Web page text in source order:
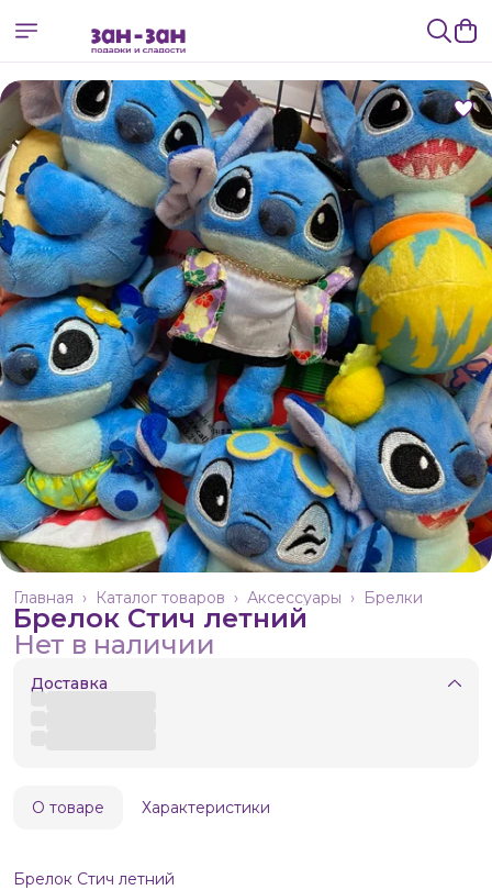
Брелки
Аксессуары ›
Каталог товаров ›
Главная ›
Брелок Стич летний
Нет в наличии
Доставка
О товаре Характеристики
Брелок Стич летний